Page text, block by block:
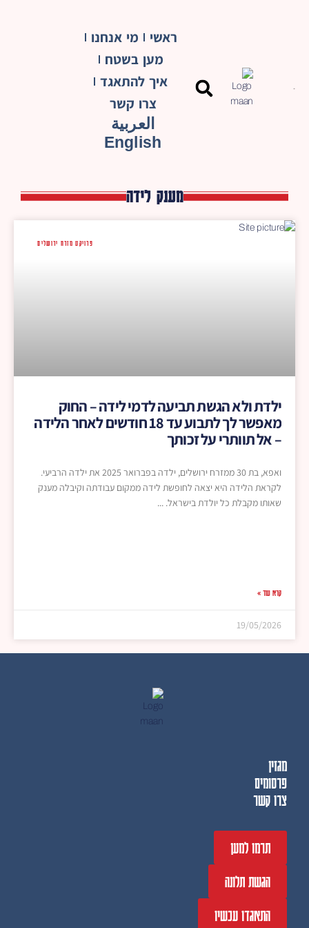
ראשי
מי אנחנו
מען בשטח
איך להתאגד
צרו קשר
العربية
English
מענק לידה
פרויקט מזרח ירושלים
ילדת ולא הגשת תביעה לדמי לידה – החוק
מאפשר לך לתבוע עד 18 חודשים לאחר הלידה
– אל תוותרי על זכותך
ואפא, בת 30 ממזרח ירושלים, ילדה בפברואר 2025 את ילדה הרביעי.
לקראת הלידה היא יצאה לחופשת לידה ממקום עבודתה וקיבלה מענק
שאותו מקבלת כל יולדת בישראל.
קרא עוד »
19/05/2026
מגזין
פרסומים
צרו קשר
תרמו למען
הגשת תלונה
התאגדו עכשיו